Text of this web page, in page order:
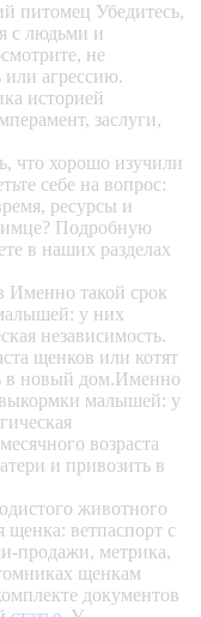
питомец Убедитесь,
с людьми и
не
агрессию.
историей
заслуги,
что хорошо изучили
себе на вопрос:
ресурсы и
Подробную
в наших разделах
Именно такой срок
у них
независимость.
щенков или котят
в новый дом.Именно
выкормки малышей: у
возраста
и привозить в
животного
щенка: ветпаспорт с
продажи, метрика,
щенкам
документов